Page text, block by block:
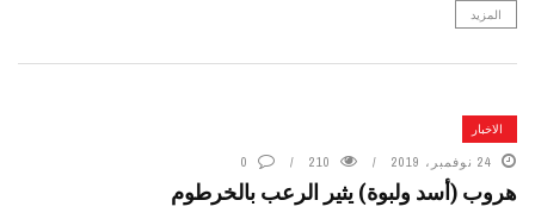
المزيد
الاخبار
24 نوفمبر، 2019 210
0
هروب (أسد ولبوة) يثير الرعب بالخرطوم